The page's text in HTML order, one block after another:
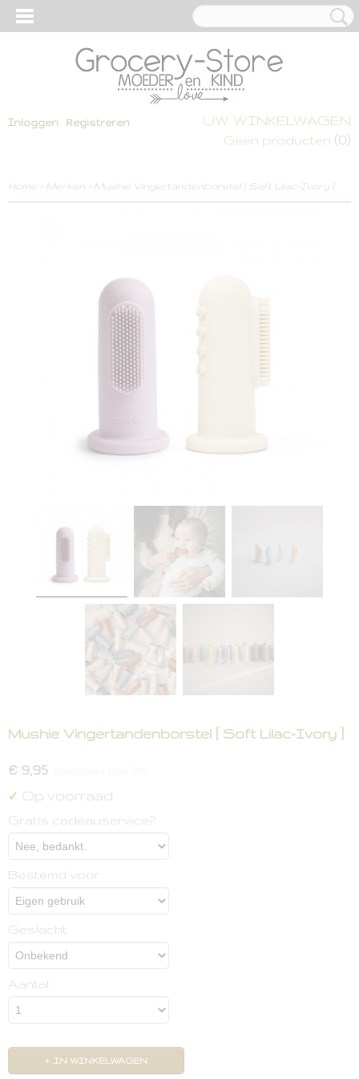
Inloggen Registreren UW WINKELWAGEN
Geen producten (0)
Home > Merken > Mushie Vingertandenborstel [ Soft Lilac-Ivory ]
Mushie Vingertandenborstel [ Soft Lilac-Ivory ]
€ 9,95
✓ Op voorraad
Gratis cadeauservice?
Bestemd voor
Geslacht
Aantal
IN WINKELWAGEN